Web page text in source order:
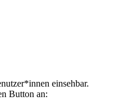
einsehbar.
Button an: